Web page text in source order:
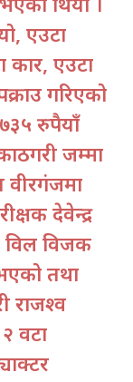
एउटा
एउटा
गरिएको
रुपैयाँ
जम्मा
वीरगंजमा
देवेन्द्र
विल विजक
तथा
राजश्व
वटा